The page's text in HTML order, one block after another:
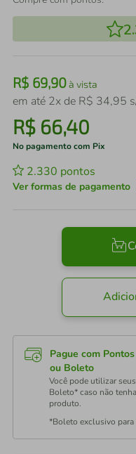
R$ 69,90à vista
em até 2x de R$ 34,95
R$ 66,40
No pagamento com Pix
2.330 pontos
Ver formas de pagamento
Pague com
ou Boleto
Você pode utilizar
Boleto* caso não
produto.
*Boleto exclusivo para